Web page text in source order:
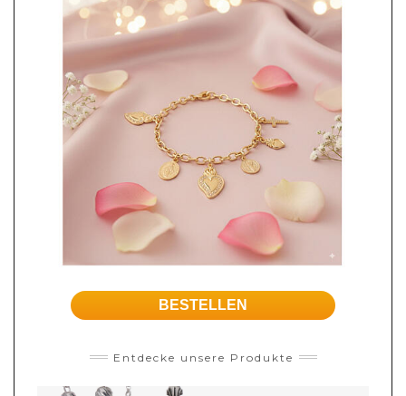
BESTELLEN
Entdecke unsere Produkte